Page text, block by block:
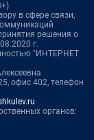
в сфере связи,
решения о
г.
"ИНТЕРНЕТ
офис 402, телефон
органов: